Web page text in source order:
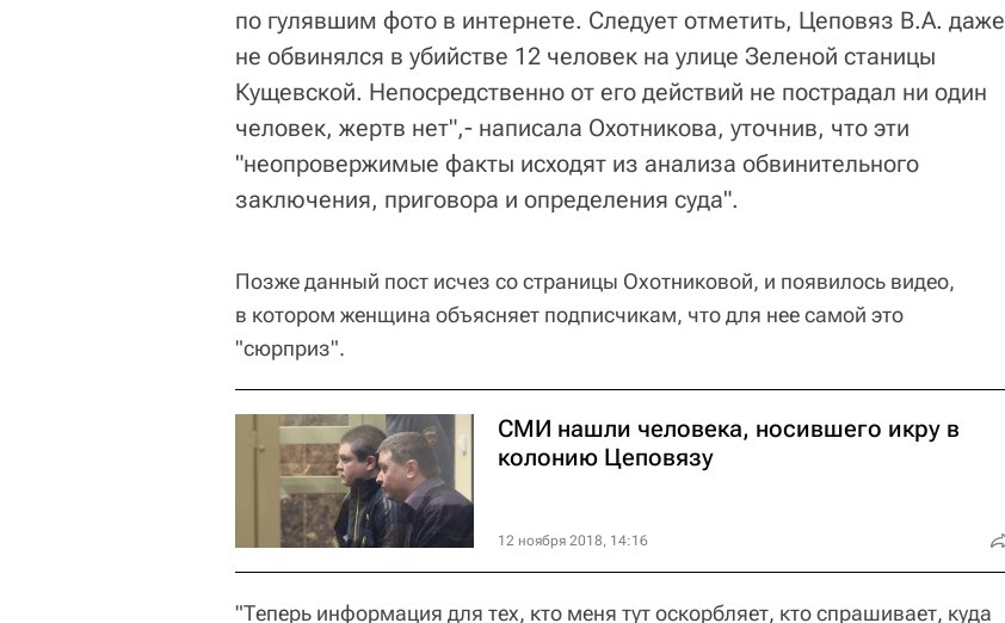
по гулявшим фото в интернете. Следует отметить, Цеповяз В.А. даже
не обвинялся в убийстве 12 человек на улице Зеленой станицы
Кущевской. Непосредственно от его действий не пострадал ни один
человек, жертв нет",- написала Охотникова, уточнив, что эти
"неопровержимые факты исходят из анализа обвинительного
заключения, приговора и определения суда".
Позже данный пост исчез со страницы Охотниковой, и появилось видео,
в котором женщина объясняет подписчикам, что для нее самой это
"сюрприз".
СМИ нашли человека, носившего икру в
колонию Цеповязу
12 ноября 2018, 14:16
"Теперь информация для тех, кто меня тут оскорбляет, кто спрашивает, куда